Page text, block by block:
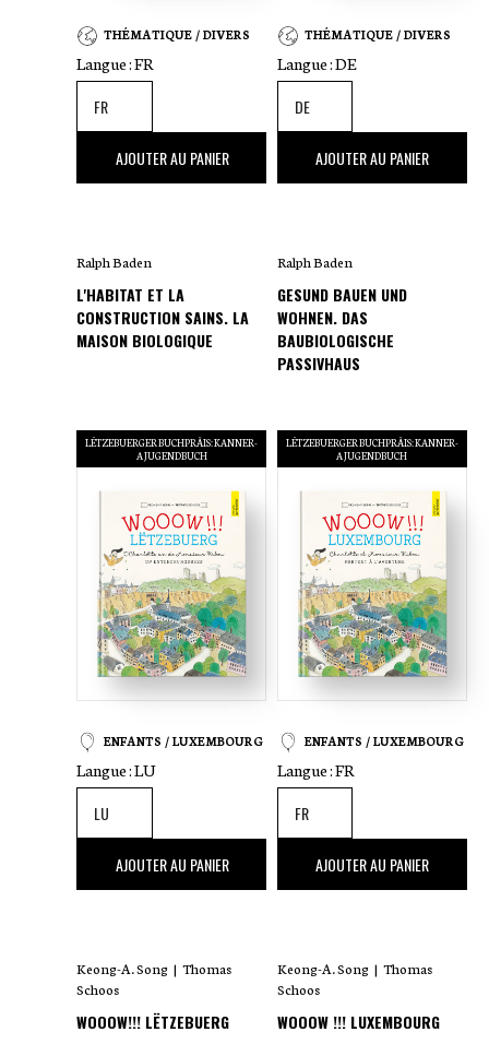
THÉMATIQUE / DIVERS
Langue :FR
,00 €
AJOUTER AU PANIER
Ralph Baden
L'HABITAT ET LA
CONSTRUCTION SAINS. LA
MAISON BIOLOGIQUE
THÉMATIQUE / DIVERS
Langue :DE
,00 €
AJOUTER AU PANIER
Ralph Baden
GESUND BAUEN UND
WOHNEN. DAS
BAUBIOLOGISCHE
PASSIVHAUS
LËTZEBUERGER BUCHPRÄIS: KANNER-
A JUGENDBUCH
ENFANTS / LUXEMBOURG
Langue :LU
,00 €
AJOUTER AU PANIER
Keong-A. Song | Thomas
Schoos
WOOOW!!! LËTZEBUERG
LËTZEBUERGER BUCHPRÄIS: KANNER-
A JUGENDBUCH
ENFANTS / LUXEMBOURG
Langue :FR
,00 €
AJOUTER AU PANIER
Keong-A. Song | Thomas
Schoos
WOOOW !!! LUXEMBOURG